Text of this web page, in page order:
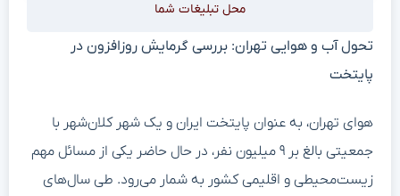
محل تبلیغات شما
تحول آب و هوایی تهران: بررسی گرمایش روزافزون در
پایتخت
هوای تهران، به عنوان پایتخت ایران و یک شهر کلان‌شهر با
جمعیتی بالغ بر ۹ میلیون نفر، در حال حاضر یکی از مسائل مهم
زیست‌محیطی و اقلیمی کشور به شمار می‌رود. طی سال‌های